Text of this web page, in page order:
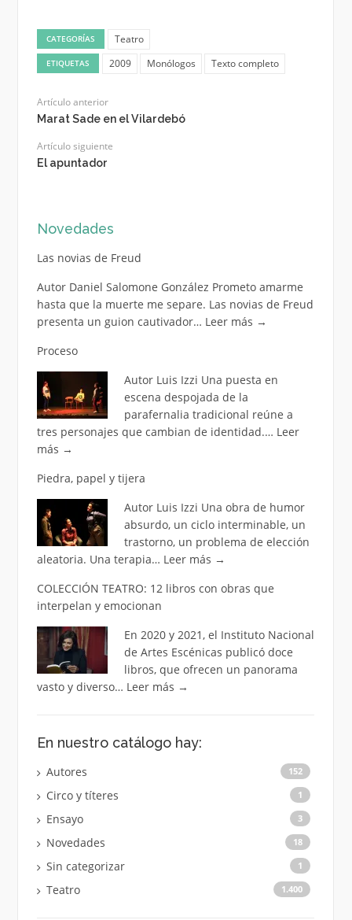
CATEGORÍAS Teatro
ETIQUETAS 2009 Monólogos Texto completo
Artículo anterior
Marat Sade en el Vilardebó
Artículo siguiente
El apuntador
Novedades
Las novias de Freud
Autor Daniel Salomone González Prometo amarme
hasta que la muerte me separe. Las novias de Freud
presenta un guion cautivador… Leer más →
Proceso
Autor Luis Izzi Una puesta en
escena despojada de la
parafernalia tradicional reúne a
tres personajes que cambian de identidad.… Leer
más →
Piedra, papel y tijera
Autor Luis Izzi Una obra de humor
absurdo, un ciclo interminable, un
trastorno, un problema de elección
aleatoria. Una terapia… Leer más →
COLECCIÓN TEATRO: 12 libros con obras que
interpelan y emocionan
En 2020 y 2021, el Instituto Nacional
de Artes Escénicas publicó doce
libros, que ofrecen un panorama
vasto y diverso… Leer más →
En nuestro catálogo hay:
Autores 152
Circo y títeres 1
Ensayo 3
Novedades 18
Sin categorizar 1
Teatro 1.400